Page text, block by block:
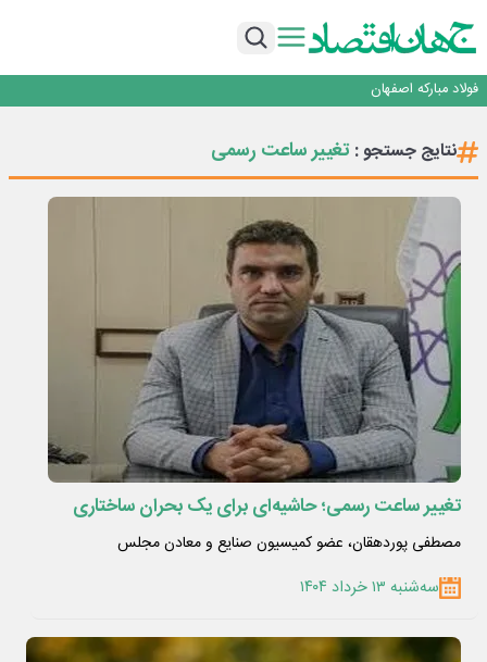
تداوم صعود مس در بازارهای جهانی؛ قیمت فلز سرخ از ۱۴هزار دلار در هر تن عبور کرد
فولاد مبارکه اصفهان
تجدیدپذیر با حضور استاندار اصفهان
گفتگو با کاوه معلمی، مدیر حسابداری مدیریت فولادسنگان
تداوم صعود مس در بازارهای جهانی؛ قیمت فلز سرخ از ۱۴هزار دلار در هر تن عبور کرد
نتایج جستجو : تغییر ساعت رسمی
تغییر ساعت رسمی؛ حاشیه‌ای برای یک بحران ساختاری
مصطفی پوردهقان، عضو کمیسیون صنایع و معادن مجلس
سه‌شنبه ۱۳ خرداد ۱۴۰۴